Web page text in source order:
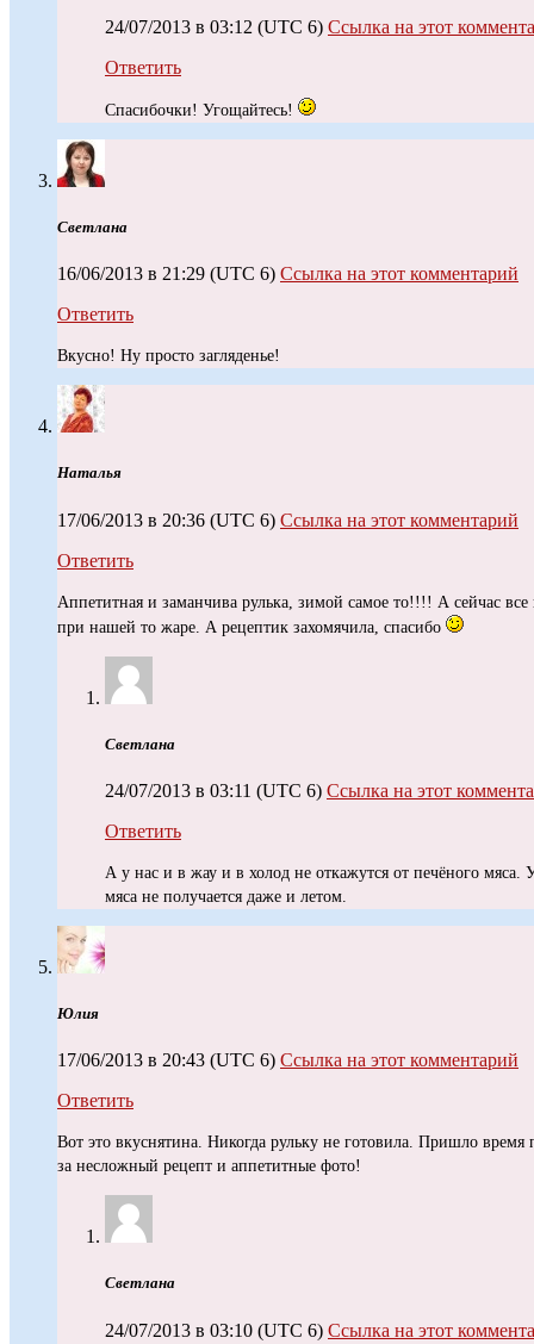
24/07/2013 в 03:12 (UTC 6) Ссылка на этот
Ответить
Спасибочки! Угощайтесь!
Светлана
16/06/2013 в 21:29 (UTC 6) Ссылка на этот комментарий
Ответить
Вкусно! Ну просто загляденье!
Наталья
17/06/2013 в 20:36 (UTC 6) Ссылка на этот комментарий
Ответить
Аппетитная и заманчива рулька, зимой самое то!!!! А сейчас все
при нашей то жаре. А рецептик захомячила, спасибо
Светлана
24/07/2013 в 03:11 (UTC 6) Ссылка на этот
Ответить
А у нас и в жау и в холод не откажутся от печёного
мяса не получается даже и летом.
Юлия
17/06/2013 в 20:43 (UTC 6) Ссылка на этот комментарий
Ответить
Вот это вкуснятина. Никогда рульку не готовила. Пришло время
за несложный рецепт и аппетитные фото!
Светлана
24/07/2013 в 03:10 (UTC 6) Ссылка на этот